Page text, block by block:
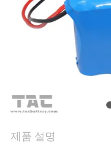
하
제품 설명